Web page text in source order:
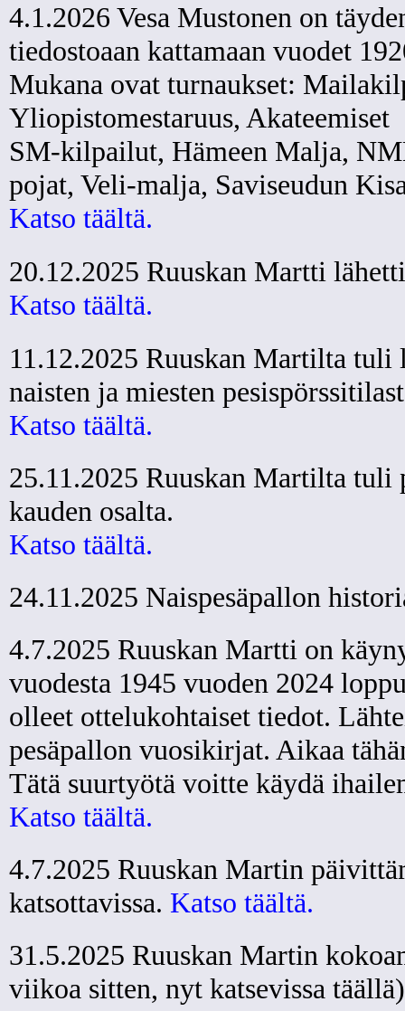
4.1.2026 Vesa Mustonen on
tiedostoaan kattamaan vuodet
Mukana ovat turnaukset:
Yliopistomestaruus, Akateemiset
SM-kilpailut, Hämeen Malja,
pojat, Veli-malja, Saviseudun
Katso täältä.
20.12.2025 Ruuskan Martti
Katso täältä.
11.12.2025 Ruuskan Martilta
naisten ja miesten
Katso täältä.
25.11.2025 Ruuskan Martilta
kauden osalta.
Katso täältä.
24.11.2025 Naispesäpallon
4.7.2025 Ruuskan Martti on
vuodesta 1945 vuoden 2024
olleet ottelukohtaiset tiedot.
pesäpallon vuosikirjat. Aikaa
Tätä suurtyötä voitte käydä
Katso täältä.
4.7.2025 Ruuskan Martin
katsottavissa. Katso täältä.
31.5.2025 Ruuskan Martin
viikoa sitten, nyt katsevissa